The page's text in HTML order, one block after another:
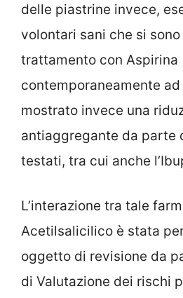
delle piastrine invece,
volontari sani che si
trattamento con Aspirina
contemporaneamente ad
mostrato invece una
antiaggregante da parte
testati, tra cui anche
L’interazione tra tale
Acetilsalicilico è stata
oggetto di revisione da
di Valutazione dei rischi